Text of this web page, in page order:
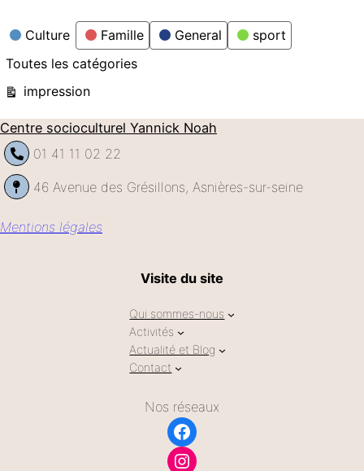
Catégories
Culture Famille General
sport
Toutes les catégories
Vue
impression
Centre socioculturel Yannick Noah
01 41 11 02 22
46 Avenue des Grésillons, Asnières-sur-seine
Mentions légales
Visite du site
Qui sommes-nous
Activités
Actualité et Blog
Contact
Nos réseaux
Facebook
Instagram